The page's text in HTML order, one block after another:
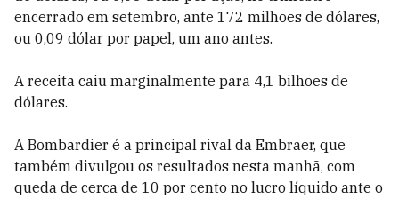
encerrado em setembro, ante 172 milhões de dólares,
ou 0,09 dólar por papel, um ano antes.
A receita caiu marginalmente para 4,1 bilhões de
dólares.
A Bombardier é a principal rival da Embraer, que
também divulgou os resultados nesta manhã, com
queda de cerca de 10 por cento no lucro líquido ante o